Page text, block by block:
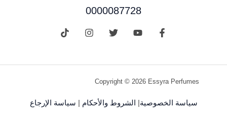
0000087728
Copyright © 2026 Essyra Perfumes
سياسة الخصوصية الشروط والأحكام سياسة الإرجاع